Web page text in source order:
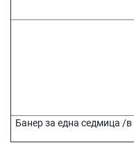
Банер за една седмица /